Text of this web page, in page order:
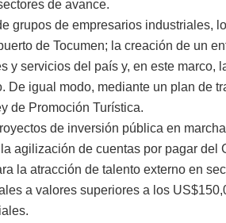
de avance.
grupos de empresarios industriales,
de Tocumen; la creación de un
y servicios del país y, en este marco,
De igual modo, mediante un plan de
de Promoción Turística.
de inversión pública en
agilización de cuentas por pagar del
la atracción de talento externo en
a valores superiores a los